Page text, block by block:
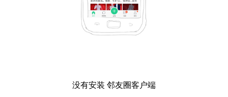
没有安装 邻友圈客户端